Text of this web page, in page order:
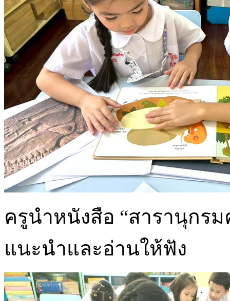
ครูนำหนังสือ “สารานุกรม
แนะนำและอ่านให้ฟัง